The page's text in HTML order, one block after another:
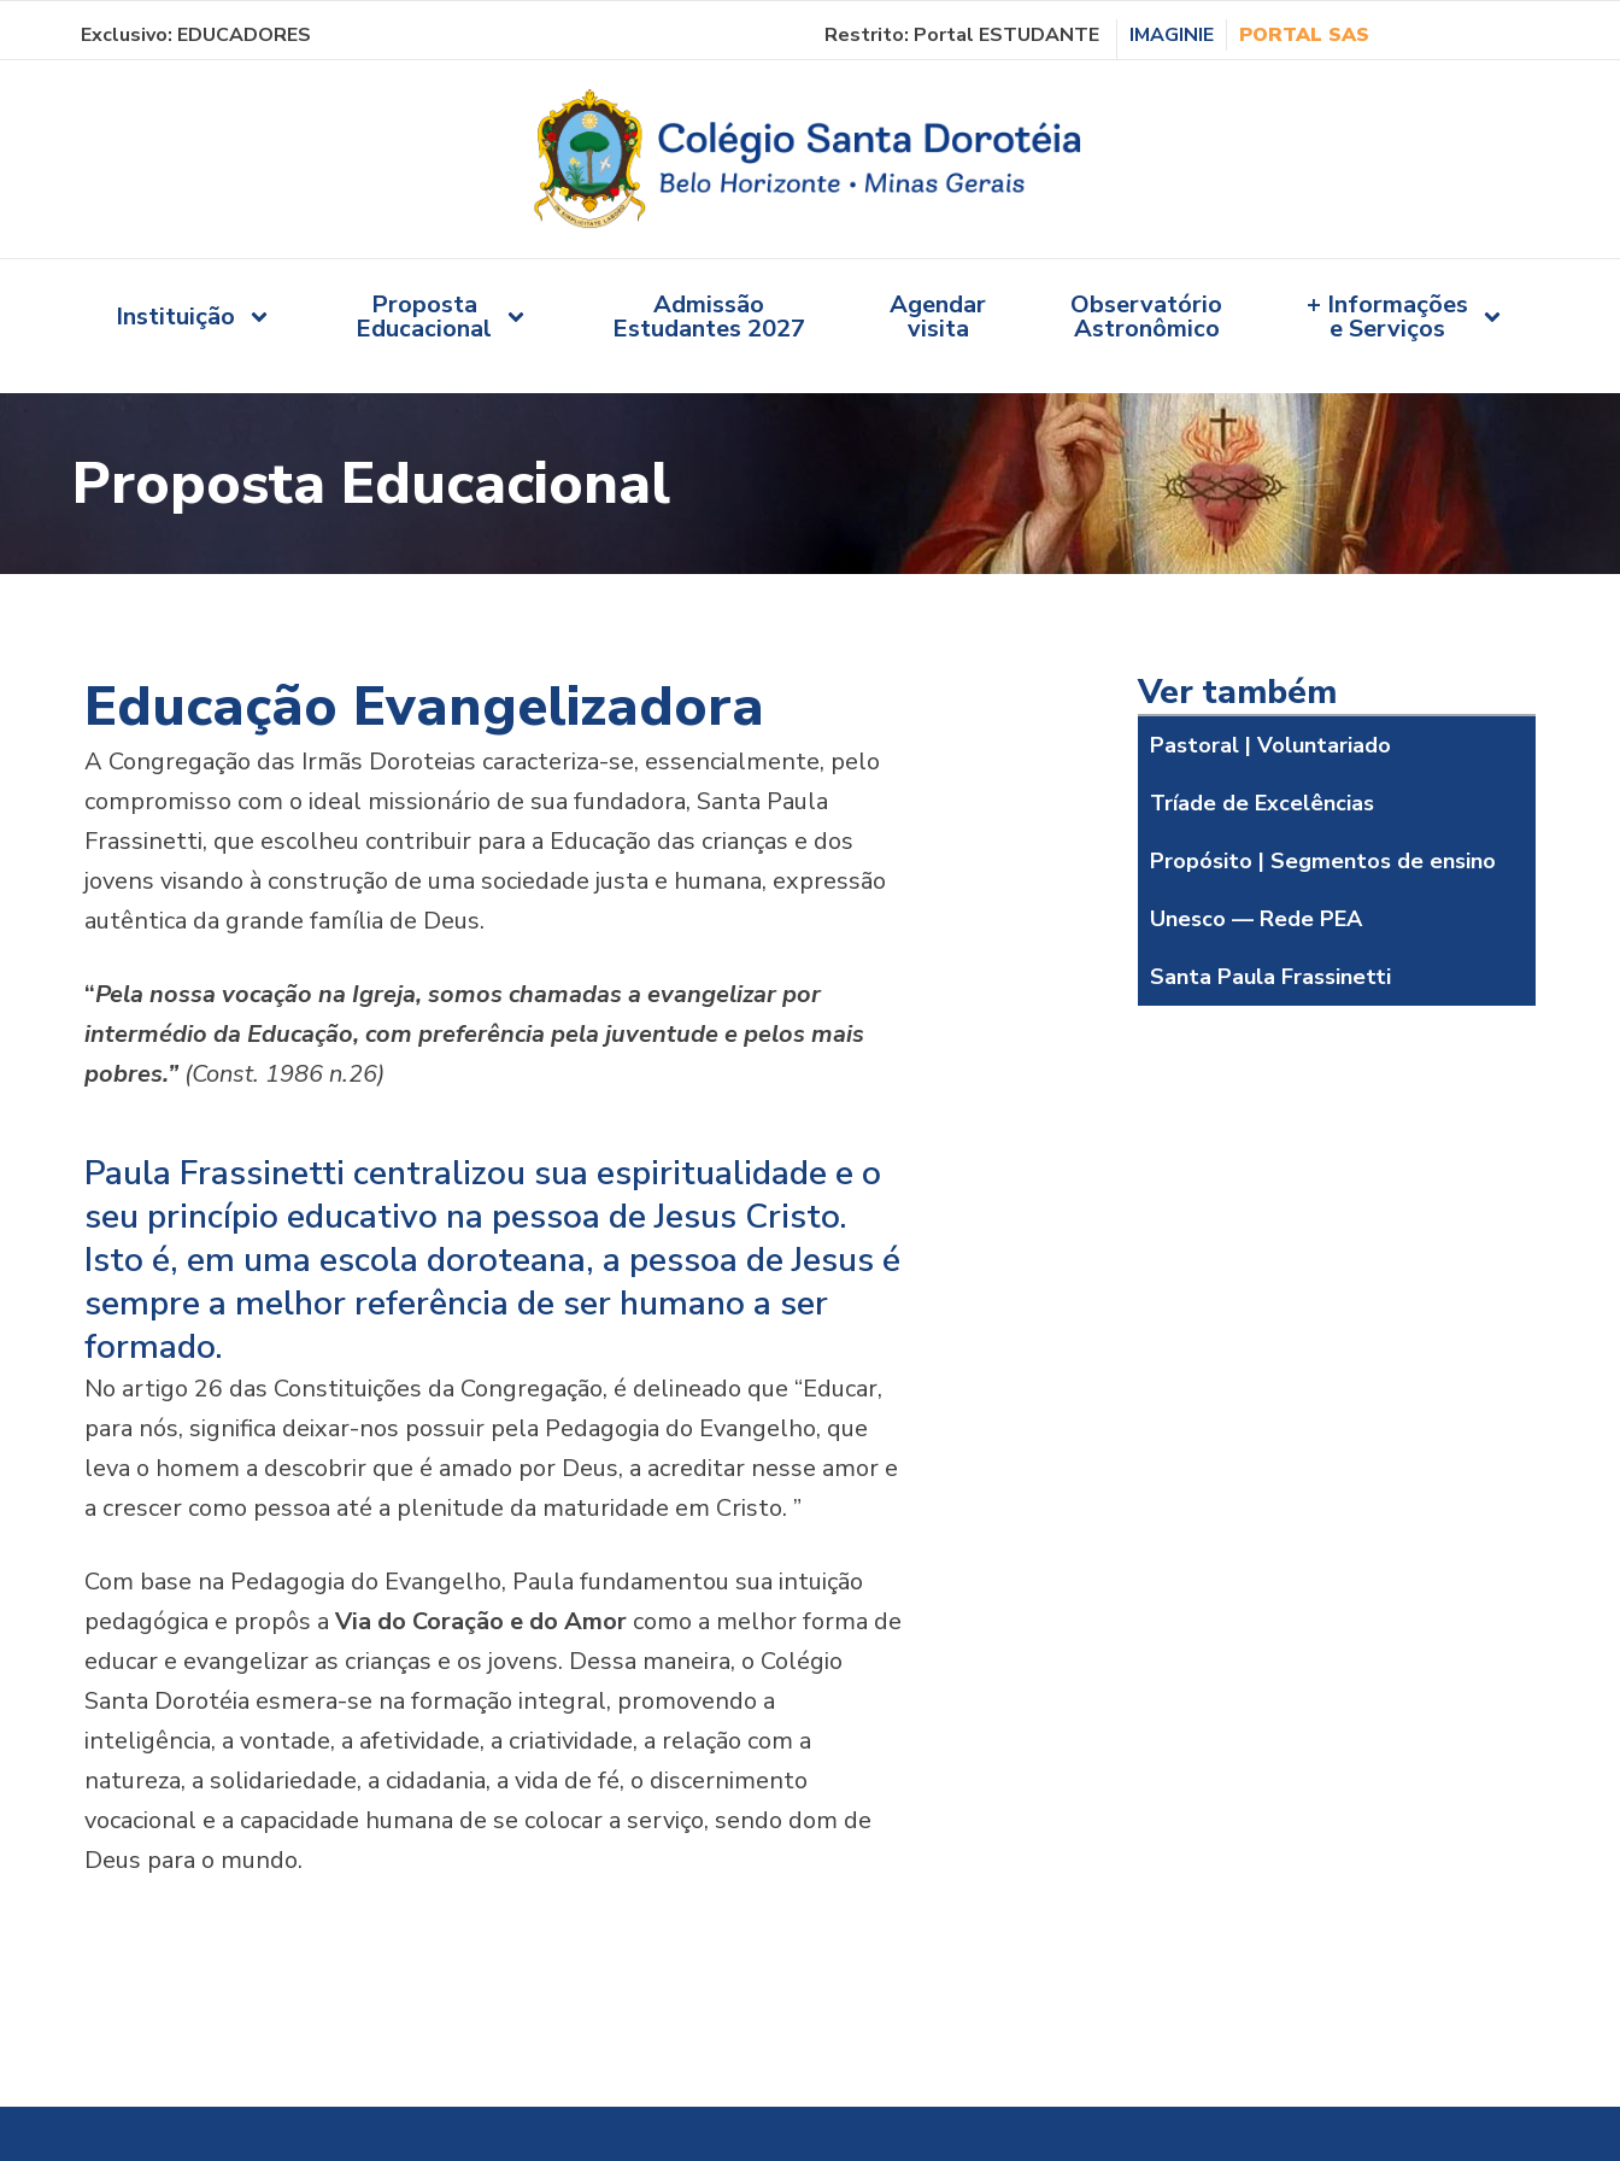
para
Exclusivo: EDUCADORES Restrito: Portal ESTUDANTE IMAGINIE PORTAL SAS
Instituição Proposta
Educacional
Admissão
Estudantes 2027
Agendar
visita
Observatório
Astronômico
+ Informações
e Serviços
Proposta Educacional
Educação Evangelizadora
A Congregação das Irmãs Doroteias caracteriza-se, essencialmente, pelo
compromisso com o ideal missionário de sua fundadora, Santa Paula
Frassinetti, que escolheu contribuir para a Educação das crianças e dos
jovens visando à construção de uma sociedade justa e humana, expressão
autêntica da grande família de Deus.
“Pela nossa vocação na Igreja, somos chamadas a evangelizar por
intermédio da Educação, com preferência pela juventude e pelos mais
pobres.” (Const. 1986 n.26)
Paula Frassinetti centralizou sua espiritualidade e o
seu princípio educativo na pessoa de Jesus Cristo.
Isto é, em uma escola doroteana, a pessoa de Jesus é
sempre a melhor referência de ser humano a ser
formado.
No artigo 26 das Constituições da Congregação, é delineado que “Educar,
para nós, significa deixar-nos possuir pela Pedagogia do Evangelho, que
leva o homem a descobrir que é amado por Deus, a acreditar nesse amor e
a crescer como pessoa até a plenitude da maturidade em Cristo. ”
Com base na Pedagogia do Evangelho, Paula fundamentou sua intuição
pedagógica e propôs a Via do Coração e do Amor como a melhor forma de
educar e evangelizar as crianças e os jovens. Dessa maneira, o Colégio
Santa Dorotéia esmera-se na formação integral, promovendo a
inteligência, a vontade, a afetividade, a criatividade, a relação com a
natureza, a solidariedade, a cidadania, a vida de fé, o discernimento
vocacional e a capacidade humana de se colocar a serviço, sendo dom de
Deus para o mundo.
Ver também
Pastoral | Voluntariado
Tríade de Excelências
Propósito | Segmentos de ensino
Unesco — Rede PEA
Santa Paula Frassinetti